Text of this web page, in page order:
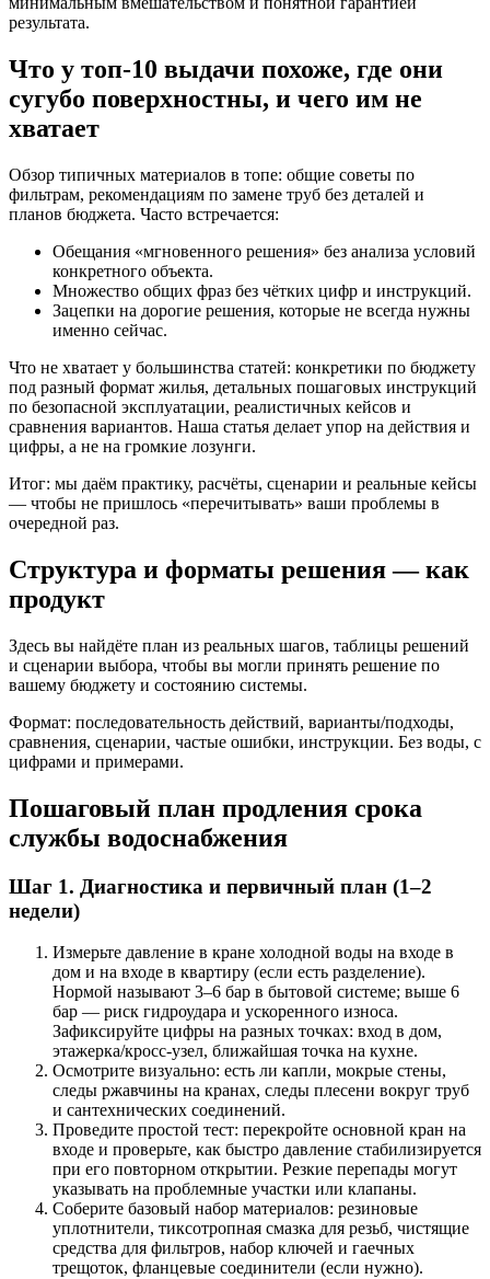
результата.
Что у топ-10 выдачи похоже, где они
сугубо поверхностны, и чего им не
хватает
Обзор типичных материалов в топе: общие советы по
фильтрам, рекомендациям по замене труб без деталей и
планов бюджета. Часто встречается:
Обещания «мгновенного решения» без анализа условий
конкретного объекта.
Множество общих фраз без чётких цифр и инструкций.
Зацепки на дорогие решения, которые не всегда нужны
именно сейчас.
Что не хватает у большинства статей: конкретики по бюджету
под разный формат жилья, детальных пошаговых инструкций
по безопасной эксплуатации, реалистичных кейсов и
сравнения вариантов. Наша статья делает упор на действия и
цифры, а не на громкие лозунги.
Итог: мы даём практику, расчёты, сценарии и реальные кейсы
— чтобы не пришлось «перечитывать» ваши проблемы в
очередной раз.
Структура и форматы решения — как
продукт
Здесь вы найдёте план из реальных шагов, таблицы решений
и сценарии выбора, чтобы вы могли принять решение по
вашему бюджету и состоянию системы.
Формат: последовательность действий, варианты/подходы,
сравнения, сценарии, частые ошибки, инструкции. Без воды, с
цифрами и примерами.
Пошаговый план продления срока
службы водоснабжения
Шаг 1. Диагностика и первичный план (1–2
недели)
Измерьте давление в кране холодной воды на входе в
дом и на входе в квартиру (если есть разделение).
Нормой называют 3–6 бар в бытовой системе; выше 6
бар — риск гидроудара и ускоренного износа.
Зафиксируйте цифры на разных точках: вход в дом,
этажерка/кросс-узел, ближайшая точка на кухне.
Осмотрите визуально: есть ли капли, мокрые стены,
следы ржавчины на кранах, следы плесени вокруг труб
и сантехнических соединений.
Проведите простой тест: перекройте основной кран на
входе и проверьте, как быстро давление стабилизируется
при его повторном открытии. Резкие перепады могут
указывать на проблемные участки или клапаны.
Соберите базовый набор материалов: резиновые
уплотнители, тиксотропная смазка для резьб, чистящие
средства для фильтров, набор ключей и гаечных
трещоток, фланцевые соединители (если нужно).